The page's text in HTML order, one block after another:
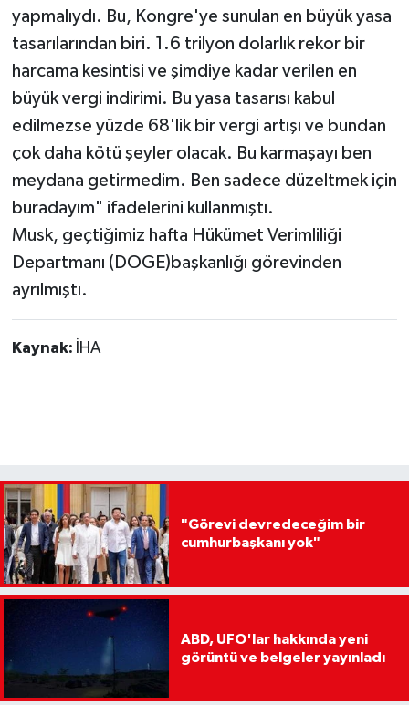
yapmalıydı. Bu, Kongre'ye sunulan en büyük yasa
tasarılarından biri. 1.6 trilyon dolarlık rekor bir
harcama kesintisi ve şimdiye kadar verilen en
büyük vergi indirimi. Bu yasa tasarısı kabul
edilmezse yüzde 68'lik bir vergi artışı ve bundan
çok daha kötü şeyler olacak. Bu karmaşayı ben
meydana getirmedim. Ben sadece düzeltmek için
buradayım" ifadelerini kullanmıştı.
Musk, geçtiğimiz hafta Hükümet Verimliliği
Departmanı (DOGE)başkanlığı görevinden
ayrılmıştı.
Kaynak: İHA
"Görevi devredeceğim bir
cumhurbaşkanı yok"
ABD, UFO'lar hakkında yeni
görüntü ve belgeler yayınladı